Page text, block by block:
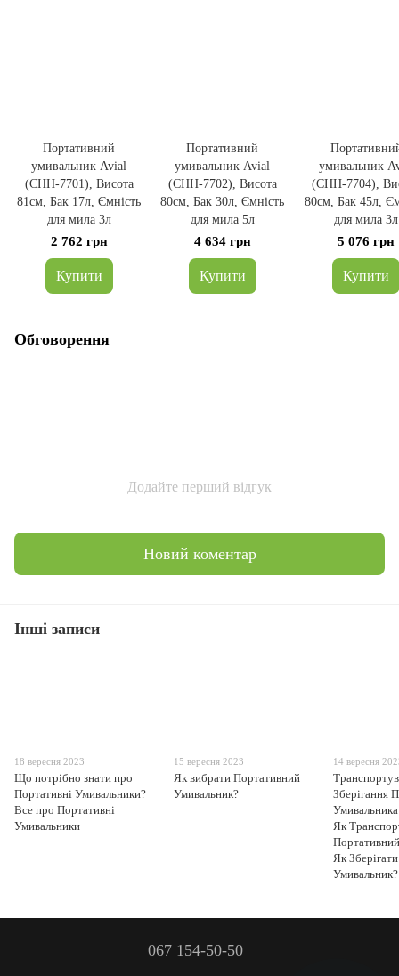
Портативний
умивальник Avial
(CHH-7701), Висота
81см, Бак 17л, Ємність
для мила 3л
2 762 грн
Купити
Портативний
умивальник Avial
(CHH-7702), Висота
80см, Бак 30л, Ємність
для мила 5л
4 634 грн
Купити
умивальник
(CHH-7704),
80см, Бак 45л,
для мила 3л
5 076 грн
Купити
Обговорення
Додайте перший відгук
Новий коментар
Інші записи
18 вересня 2023
Що потрібно знати про
Портативні Умивальники?
Все про Портативні
Умивальники
15 вересня 2023
Як вибрати Портативний
Умивальник?
14 вересня
Зберігання
Умивальника
Як
Як
Умивальник?
067 154-50-50